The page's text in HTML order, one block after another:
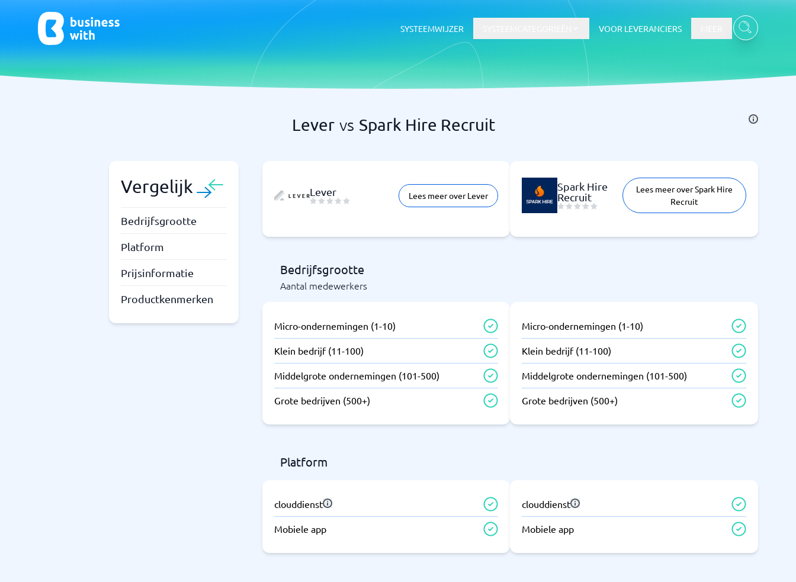
SYSTEEMWIJZER
HR & Talent
Niet zeker welk systeem?
VOOR LEVERANCIERS
Lever vs Spark Hire Recruit
Vergelijk
Bedrijfsgrootte
Platform
Prijsinformatie
Productkenmerken
Lever Lees meer over Lever
Spark Hire
Recruit
Lees meer over Spark Hire
Recruit
Bedrijfsgrootte
Aantal medewerkers
Micro-ondernemingen (1-10)
Klein bedrijf (11-100)
Middelgrote ondernemingen (101-500)
Grote bedrijven (500+)
Micro-ondernemingen (1-10)
Klein bedrijf (11-100)
Middelgrote ondernemingen (101-500)
Grote bedrijven (500+)
Platform
clouddienst
Mobiele app
clouddienst
Mobiele app